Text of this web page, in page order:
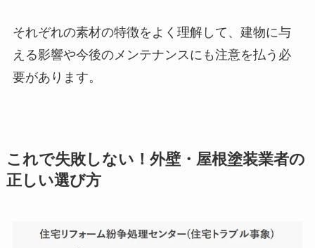
それぞれの素材の特徴をよく理解して、建物に与
える影響や今後のメンテナンスにも注意を払う必
要があります。
これで失敗しない！外壁・屋根塗装業者の
正しい選び方